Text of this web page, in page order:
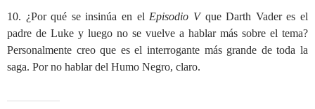
10. ¿Por qué se insinúa en el Episodio Vque Darth Vader es el
padre de Luke y luego no se vuelve a hablar más sobre el tema?
Personalmente creo que es el interrogante más grande de toda la
saga. Por no hablar del Humo Negro, claro.